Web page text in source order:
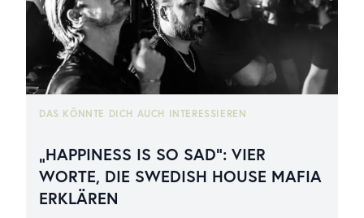
DAS KÖNNTE DICH AUCH INTERESSIEREN
„HAPPINESS IS SO SAD“: VIER
WORTE, DIE SWEDISH HOUSE MAFIA
ERKLÄREN